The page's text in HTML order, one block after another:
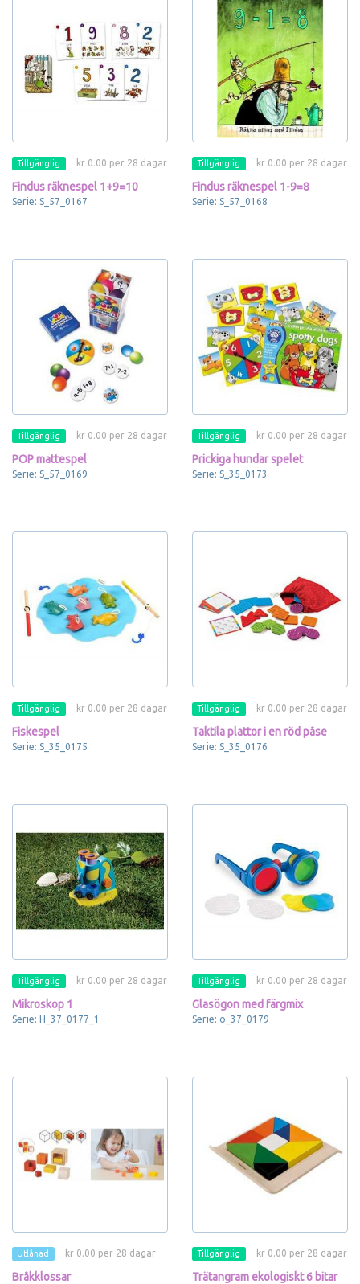
Tillgänglig kr 0.00 per 28 dagar
Findus räknespel 1+9=10
Serie: S_57_0167
Tillgänglig kr 0.00 per 28 dagar
Findus räknespel 1-9=8
Serie: S_57_0168
Tillgänglig kr 0.00 per 28 dagar
POP mattespel
Serie: S_57_0169
Tillgänglig kr 0.00 per 28 dagar
Prickiga hundar spelet
Serie: S_35_0173
Tillgänglig kr 0.00 per 28 dagar
Fiskespel
Serie: S_35_0175
Tillgänglig kr 0.00 per 28 dagar
Taktila plattor i en röd påse
Serie: S_35_0176
Tillgänglig kr 0.00 per 28 dagar
Mikroskop 1
Serie: H_37_0177_1
Tillgänglig kr 0.00 per 28 dagar
Glasögon med färgmix
Serie: ö_37_0179
Utlånad kr 0.00 per 28 dagar
Bråkklossar
Tillgänglig kr 0.00 per 28 dagar
Trätangram ekologiskt 6 bitar